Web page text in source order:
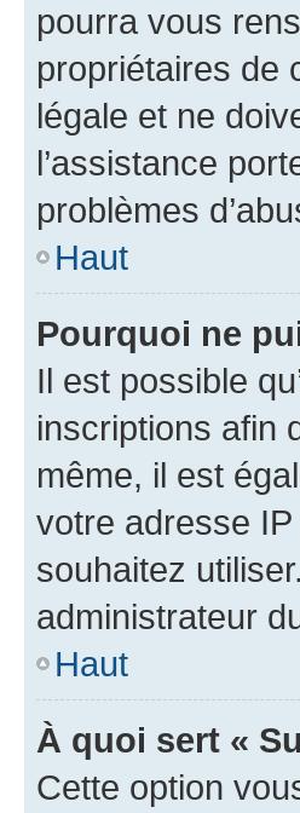
pourra vous
propriétaires de
légale et ne
l’assistance
problèmes
Haut
Pourquoi ne
Il est possible
inscriptions afin
même, il est
votre adresse IP
souhaitez
administrateur
Haut
À quoi sert «
Cette option